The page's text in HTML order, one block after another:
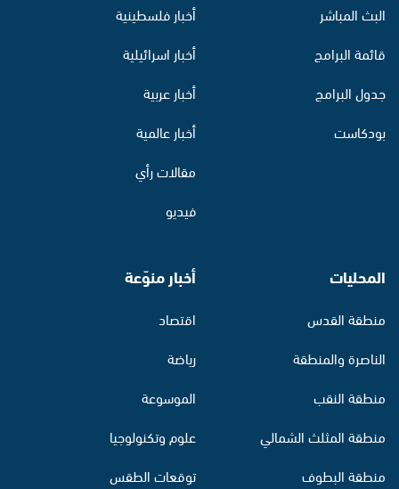
البث المباشر
قائمة البرامج
جدول البرامج
بودكاست
أخبار فلسطينية
أخبار اسرائيلية
أخبار عربية
أخبار عالمية
مقالات رأي
فيديو
المحليات
منطقة القدس
الناصرة والمنطقة
منطقة النقب
منطقة المثلث الشمالي
منطقة البطوف
أخبار منوّعة
اقتصاد
رياضة
الموسوعة
علوم وتكنولوجيا
توقعات الطقس